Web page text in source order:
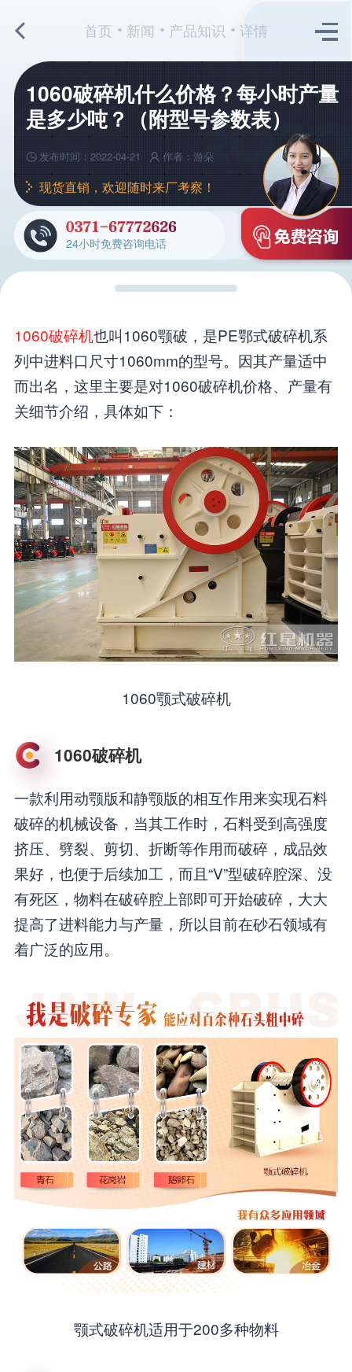
首页 新闻 产品知识 详情
1060破碎机什么价格？每小时产量
是多少吨？（附型号参数表）
发布时间：2022-04-21 作者：游朵
现货直销，欢迎随时来厂考察！
24小时免费咨询电话
1060破碎机也叫1060颚破，是PE鄂式破碎机系
列中进料口尺寸1060mm的型号。因其产量适中
而出名，这里主要是对1060破碎机价格、产量有
关细节介绍，具体如下：
1060颚式破碎机
1060破碎机
一款利用动颚版和静颚版的相互作用来实现石料
破碎的机械设备，当其工作时，石料受到高强度
挤压、劈裂、剪切、折断等作用而破碎，成品效
果好，也便于后续加工，而且“V”型破碎腔深、没
有死区，物料在破碎腔上部即可开始破碎，大大
提高了进料能力与产量，所以目前在砂石领域有
着广泛的应用。
颚式破碎机适用于200多种物料